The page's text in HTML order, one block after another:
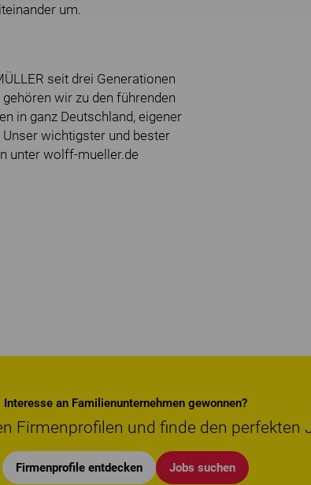
um.
seit drei Generationen
wir zu den führenden
in ganz Deutschland, eigener
wichtigster und bester
unter wolff-mueller.de
Interesse an Familienunternehmen gewonnen?
Firmenprofilen und finde den perfekten
Firmenprofile entdecken Jobs suchen